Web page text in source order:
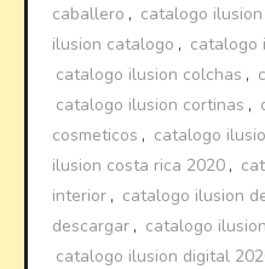
caballero , catalogo
ilusion catalogo , catalogo
catalogo ilusion colchas ,
catalogo ilusion cortinas ,
cosmeticos , catalogo
ilusion costa rica 2020 ,
interior , catalogo ilusion
descargar , catalogo
catalogo ilusion digital